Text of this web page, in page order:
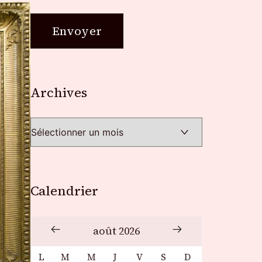
Archives
Calendrier
août 2026
L M M J V S D